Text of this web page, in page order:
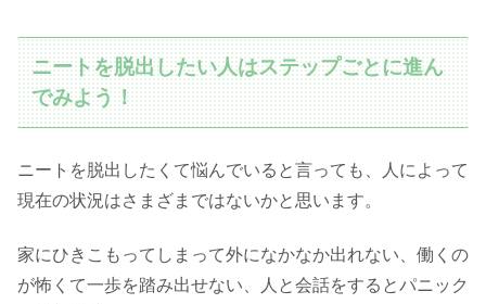
ニートを脱出したい人はステップごとに進ん
でみよう！
ニートを脱出したくて悩んでいると言っても、人によって
現在の状況はさまざまではないかと思います。
家にひきこもってしまって外になかなか出れない、働くの
が怖くて一歩を踏み出せない、人と会話をするとパニック